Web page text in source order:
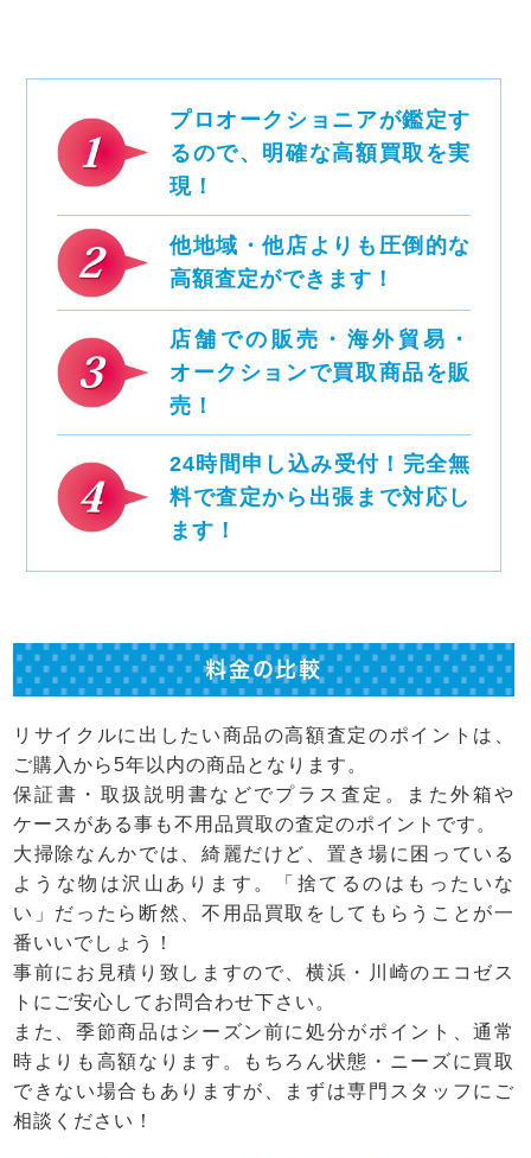
プロオークショニアが鑑定す
るので、明確な高額買取を実
現！
他地域・他店よりも圧倒的な
高額査定ができます！
店舗での販売・海外貿易・
オークションで買取商品を販
売！
24時間申し込み受付！完全無
料で査定から出張まで対応し
ます！
料金の比較
リサイクルに出したい商品の高額査定のポイントは、
ご購入から5年以内の商品となります。
保証書・取扱説明書などでプラス査定。また外箱や
ケースがある事も不用品買取の査定のポイントです。
大掃除なんかでは、綺麗だけど、置き場に困っている
ような物は沢山あります。「捨てるのはもったいな
い」だったら断然、不用品買取をしてもらうことが一
番いいでしょう！
事前にお見積り致しますので、横浜・川崎のエコゼス
トにご安心してお問合わせ下さい。
また、季節商品はシーズン前に処分がポイント、通常
時よりも高額なります。もちろん状態・ニーズに買取
できない場合もありますが、まずは専門スタッフにご
相談ください！